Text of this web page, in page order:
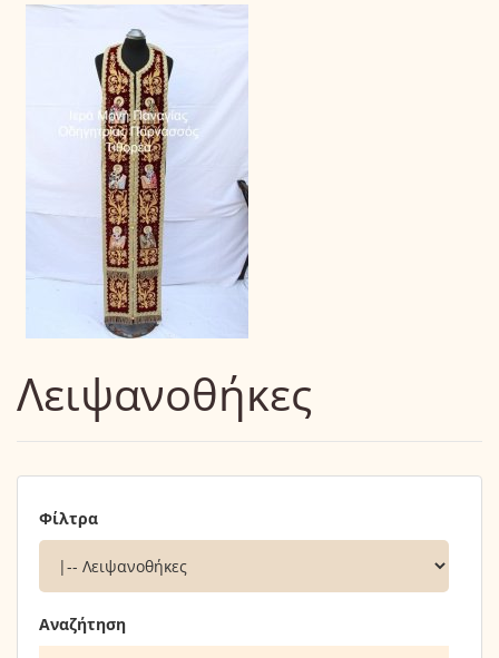
Λειψανοθήκες
Φίλτρα
Αναζήτηση